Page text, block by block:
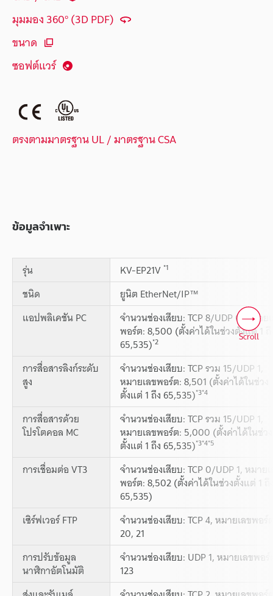
มุมมอง 360° (3D PDF)
ขนาด
ซอฟต์แวร์
ตรงตามมาตรฐาน UL / มาตรฐาน CSA
ข้อมูลจำเพาะ
รุ่น KV-EP21V *1
ชนิด
ยูนิต EtherNet/IP™
แอปพลิเคชัน PC
จำนวนช่องเสียบ: TCP 8/UDP 0, หมาย
พอร์ต: 8,500 (ตั้งค่าได้ในช่วงตั้งแต่ 1
65,535)*2
การสื่อสารลิงก์ระดับ
สูง
จำนวนช่องเสียบ: TCP รวม 15/UDP 1,
หมายเลขพอร์ต: 8,501 (ตั้งค่าได้ในช่วง
ตั้งแต่ 1 ถึง 65,535)*3*4
การสื่อสารด้วย
โปรโตคอล MC
จำนวนช่องเสียบ: TCP รวม 15/UDP 1,
หมายเลขพอร์ต: 5,000 (ตั้งค่าได้ในช่วง
ตั้งแต่ 1 ถึง 65,535)*3*4*5
การเชื่อมต่อ VT3 จำนวนช่องเสียบ: TCP 0/UDP 1, หมาย
พอร์ต: 8,502 (ตั้งค่าได้ในช่วงตั้งแต่ 1 ถึ
65,535)
เซิร์ฟเวอร์ FTP
จำนวนช่องเสียบ: TCP 4, หมายเลขพอร์
20, 21
การปรับข้อมูล
นาฬิกาอัตโนมัติ
จำนวนช่องเสียบ: UDP 1, หมายเลขพอ
123
Scroll